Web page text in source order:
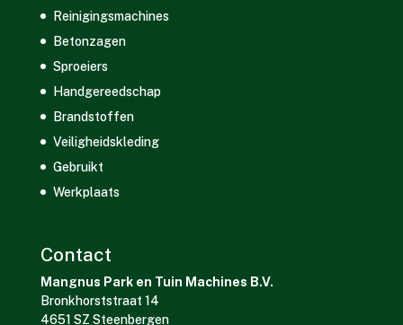
Reinigingsmachines
Betonzagen
Sproeiers
Handgereedschap
Brandstoffen
Veiligheidskleding
Gebruikt
Werkplaats
Contact
Mangnus Park en Tuin Machines B.V.
Bronkhorststraat 14
4651 SZ Steenbergen